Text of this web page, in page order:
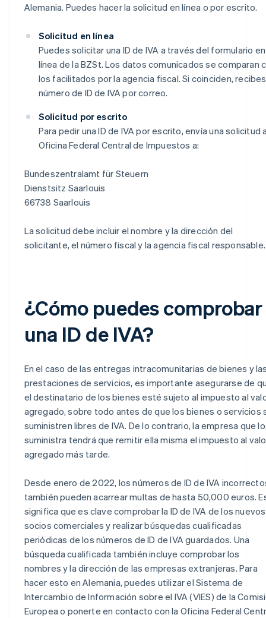
Alemania. Puedes hacer la solicitud en línea o por escrito.
Solicitud en línea
Puedes solicitar una ID de IVA a través del formulario en
línea de la BZSt. Los datos comunicados se comparan
los facilitados por la agencia fiscal. Si coinciden,
número de ID de IVA por correo.
Solicitud por escrito
Para pedir una ID de IVA por escrito, envía una solicitud
Oficina Federal Central de Impuestos a:
Bundeszentralamt für Steuern
Dienstsitz Saarlouis
66738 Saarlouis
La solicitud debe incluir el nombre y la dirección del
solicitante, el número fiscal y la agencia fiscal responsable.
¿Cómo puedes comprobar
una ID de IVA?
En el caso de las entregas intracomunitarias de bienes y
prestaciones de servicios, es importante asegurarse de
el destinatario de los bienes esté sujeto al impuesto al
agregado, sobre todo antes de que los bienes o servicios
suministren libres de IVA. De lo contrario, la empresa que
suministra tendrá que remitir ella misma el impuesto al
agregado más tarde.
Desde enero de 2022, los números de ID de IVA
también pueden acarrear multas de hasta 50,000 euros.
significa que es clave comprobar la ID de IVA de los nuevos
socios comerciales y realizar búsquedas cualificadas
periódicas de los números de ID de IVA guardados. Una
búsqueda cualificada también incluye comprobar los
nombres y la dirección de las empresas extranjeras. Para
hacer esto en Alemania, puedes utilizar el Sistema de
Intercambio de Información sobre el IVA (VIES) de la
Europea o ponerte en contacto con la Oficina Federal